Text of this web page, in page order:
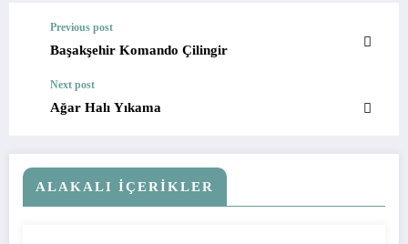
Previous post
Başakşehir Komando Çilingir
Next post
Ağar Halı Yıkama
ALAKALI İÇERIKLER